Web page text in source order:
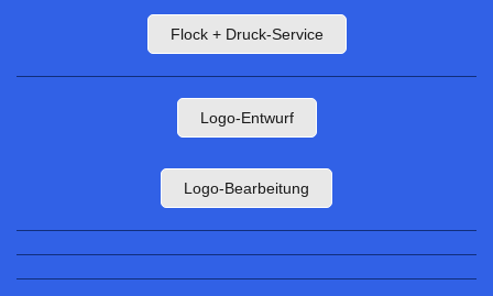
Flock + Druck-Service
Logo-Entwurf
Logo-Bearbeitung